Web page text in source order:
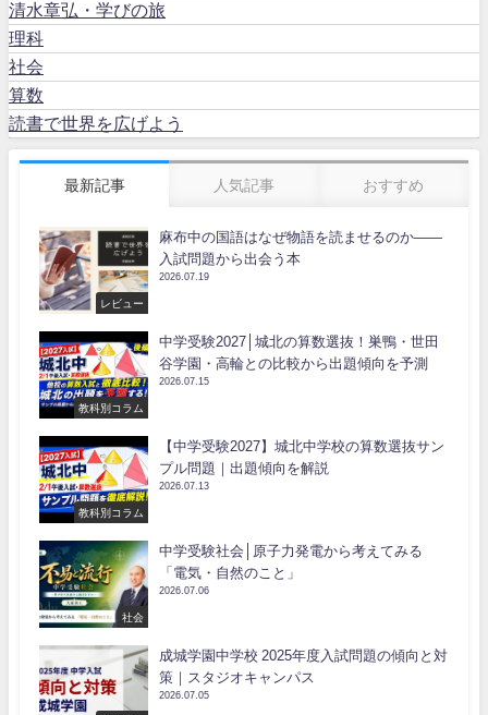
清水章弘・学びの旅
理科
社会
算数
読書で世界を広げよう
最新記事 人気記事 おすすめ
レビュー
麻布中の国語はなぜ物語を読ませるのか――
入試問題から出会う本
2026.07.19
教科別コラム
中学受験2027│城北の算数選抜！巣鴨・世田
谷学園・高輪との比較から出題傾向を予測
2026.07.15
教科別コラム
【中学受験2027】城北中学校の算数選抜サン
プル問題｜出題傾向を解説
2026.07.13
社会
中学受験社会│原子力発電から考えてみる
「電気・自然のこと」
2026.07.06
成城学園中学校 2025年度入試問題の傾向と対
策｜スタジオキャンパス
2026.07.05